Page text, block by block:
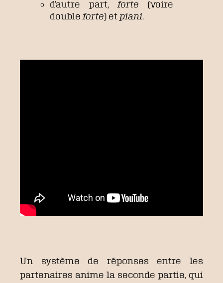
d’autre part, forte (voire
double forte) et piani.
Un système de réponses entre les
partenaires anime la seconde partie, qui